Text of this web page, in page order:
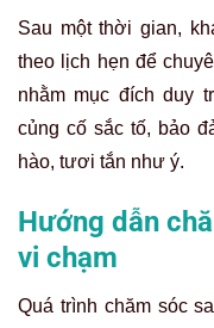
Sau một thời gian,
theo lịch hẹn để
nhằm mục đích duy
củng cố sắc tố, bảo
hào, tươi tắn như ý.
Hướng dẫn
vi chạm
Quá trình chăm sóc